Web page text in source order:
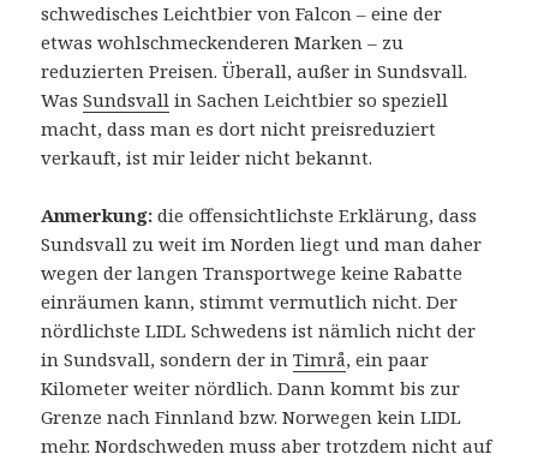
schwedisches Leichtbier von Falcon – eine der
etwas wohlschmeckenderen Marken – zu
reduzierten Preisen. Überall, außer in Sundsvall.
WasSundsvall in Sachen Leichtbier so speziell
macht, dass man es dort nicht preisreduziert
verkauft, ist mir leider nicht bekannt.
Anmerkung: die offensichtlichste Erklärung, dass
Sundsvall zu weit im Norden liegt und man daher
wegen der langen Transportwege keine Rabatte
einräumen kann, stimmt vermutlich nicht. Der
nördlichste LIDL Schwedens ist nämlich nicht der
in Sundsvall, sondern der inTimrå, ein paar
Kilometer weiter nördlich. Dann kommt bis zur
Grenze nach Finnland bzw. Norwegen kein LIDL
mehr. Nordschweden muss aber trotzdem nicht auf